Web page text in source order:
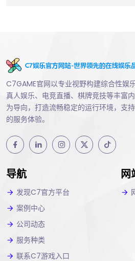
C7GAME官网以专业视野构建综合性娱
真人娱乐、电竞直播、棋牌竞技等丰富
为导向，打造流畅稳定的运行环境，支
的服务体验。
导航
发现C7官方平台
案例中心
公司动态
服务种类
联系C7游戏入口
网